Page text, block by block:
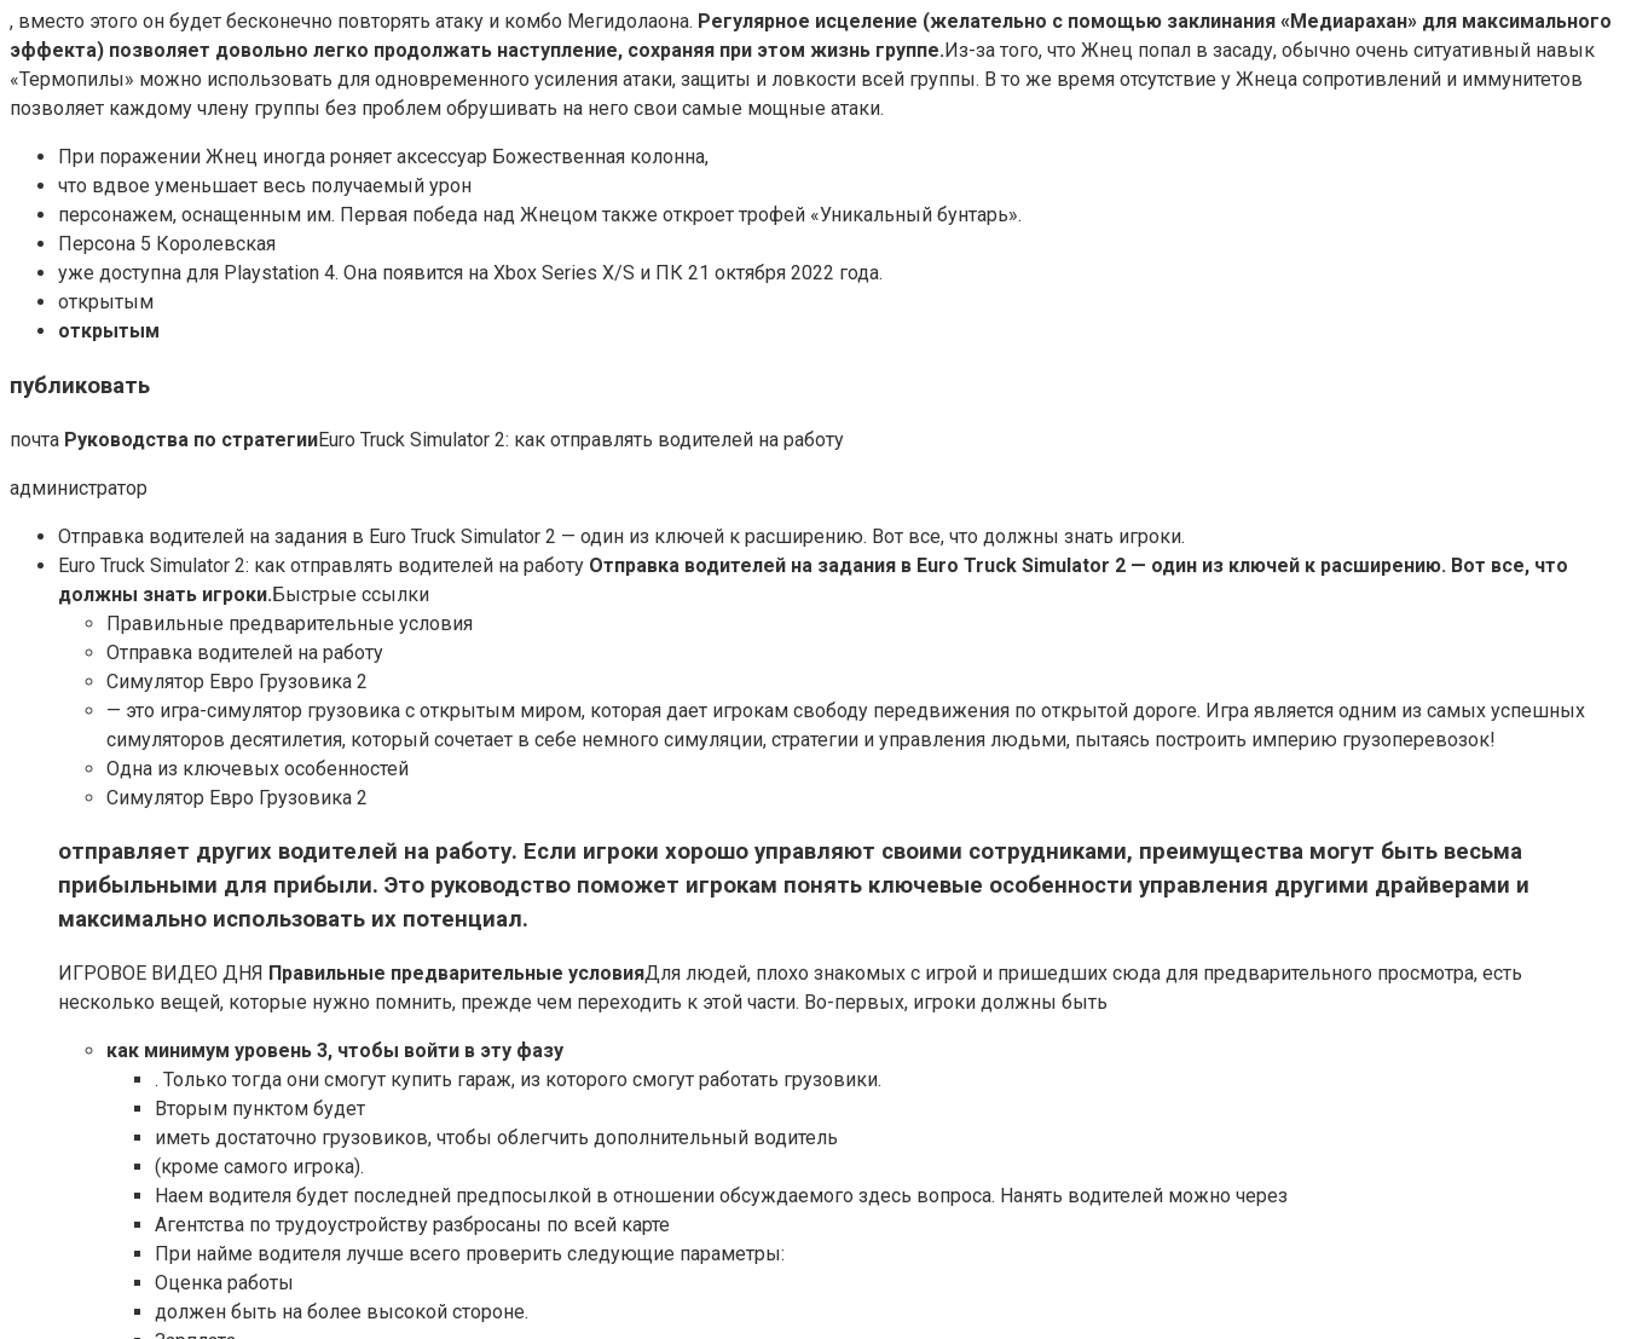
, вместо этого он будет бесконечно повторять атаку и комбо Мегидолаона. Регулярное исцеление (желательно с помощью заклинания «Медиарахан» для максимального
эффекта) позволяет довольно легко продолжать наступление, сохраняя при этом жизнь группе.Из-за того, что Жнец попал в засаду, обычно очень ситуативный навык
«Термопилы» можно использовать для одновременного усиления атаки, защиты и ловкости всей группы. В то же время отсутствие у Жнеца сопротивлений и иммунитетов
позволяет каждому члену группы без проблем обрушивать на него свои самые мощные атаки.
При поражении Жнец иногда роняет аксессуар Божественная колонна,
что вдвое уменьшает весь получаемый урон
персонажем, оснащенным им. Первая победа над Жнецом также откроет трофей «Уникальный бунтарь».
Персона 5 Королевская
уже доступна для Playstation 4. Она появится на Xbox Series X/S и ПК 21 октября 2022 года.
открытым
открытым
публиковать
почта Руководства по стратегииEuro Truck Simulator 2: как отправлять водителей на работу
администратор
Отправка водителей на задания в Euro Truck Simulator 2 — один из ключей к расширению. Вот все, что должны знать игроки.
Euro Truck Simulator 2: как отправлять водителей на работу Отправка водителей на задания в Euro Truck Simulator 2 — один из ключей к расширению. Вот все, что
должны знать игроки.Быстрые ссылки
Правильные предварительные условия
Отправка водителей на работу
Симулятор Евро Грузовика 2
— это игра-симулятор грузовика с открытым миром, которая дает игрокам свободу передвижения по открытой дороге. Игра является одним из самых успешных
симуляторов десятилетия, который сочетает в себе немного симуляции, стратегии и управления людьми, пытаясь построить империю грузоперевозок!
Одна из ключевых особенностей
Симулятор Евро Грузовика 2
отправляет других водителей на работу. Если игроки хорошо управляют своими сотрудниками, преимущества могут быть весьма
прибыльными для прибыли. Это руководство поможет игрокам понять ключевые особенности управления другими драйверами и
максимально использовать их потенциал.
ИГРОВОЕ ВИДЕО ДНЯ Правильные предварительные условияДля людей, плохо знакомых с игрой и пришедших сюда для предварительного просмотра, есть
несколько вещей, которые нужно помнить, прежде чем переходить к этой части. Во-первых, игроки должны быть
как минимум уровень 3, чтобы войти в эту фазу
. Только тогда они смогут купить гараж, из которого смогут работать грузовики.
Вторым пунктом будет
иметь достаточно грузовиков, чтобы облегчить дополнительный водитель
(кроме самого игрока).
Наем водителя будет последней предпосылкой в ​​отношении обсуждаемого здесь вопроса. Нанять водителей можно через
Агентства по трудоустройству разбросаны по всей карте
При найме водителя лучше всего проверить следующие параметры:
Оценка работы
должен быть на более высокой стороне.